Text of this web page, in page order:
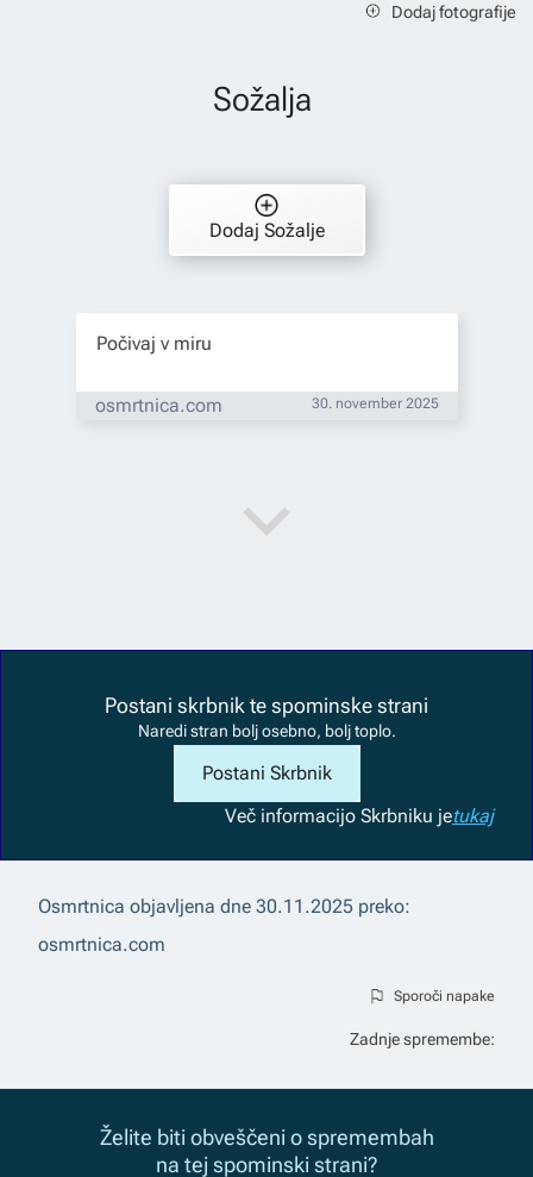
Dodaj fotografije
Sožalja
Dodaj Sožalje
Počivaj v miru
osmrtnica.com 30. november 2025
Postani skrbnik te spominske strani
Naredi stran bolj osebno, bolj toplo.
Postani Skrbnik
Več informacijo Skrbniku jetukaj
Osmrtnica objavljena dne 30.11.2025 preko:
osmrtnica.com
Sporoči napake
Zadnje spremembe:
Želite biti obveščeni o spremembah
na tej spominski strani?